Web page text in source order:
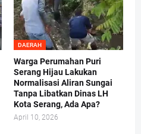
DAERAH
Warga Perumahan Puri
Serang Hijau Lakukan
Normalisasi Aliran Sungai
Tanpa Libatkan Dinas LH
Kota Serang, Ada Apa?
April 10, 2026